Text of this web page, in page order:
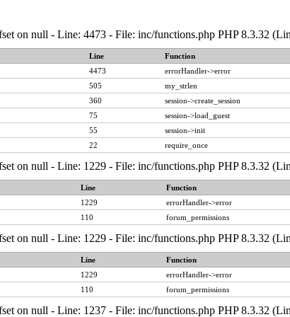
on null - Line: 4473 - File: inc/functions.php PHP 8.3.32
Line
Function
4473
errorHandler->error
505
my_strlen
360
session->create_session
75
session->load_guest
55
session->init
22 require_once
on null - Line: 1229 - File: inc/functions.php PHP 8.3.32
Line
Function
1229
errorHandler->error
110 forum_permissions
on null - Line: 1229 - File: inc/functions.php PHP 8.3.32
Line
Function
1229
errorHandler->error
110 forum_permissions
on null - Line: 1237 - File: inc/functions.php PHP 8.3.32